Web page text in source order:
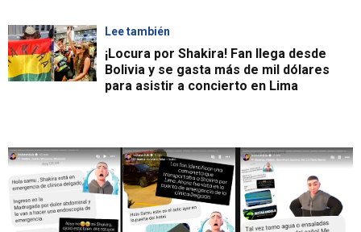
Lee también
¡Locura por Shakira! Fan llega desde
Bolivia y se gasta más de mil dólares
para asistir a concierto en Lima